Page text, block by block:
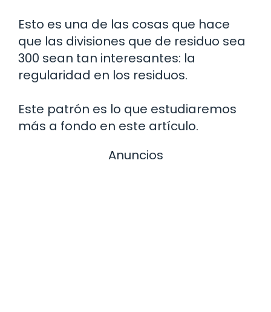
Esto es una de las cosas que hace
que las divisiones que de residuo sea
300 sean tan interesantes: la
regularidad en los residuos.
Este patrón es lo que estudiaremos
más a fondo en este artículo.
Anuncios